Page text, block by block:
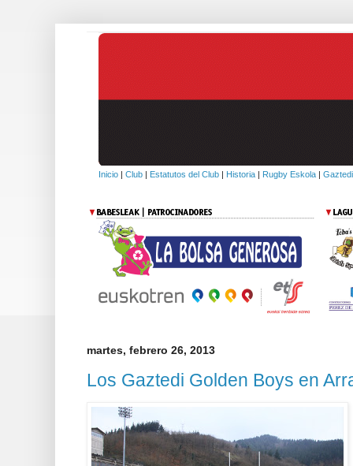
Inicio | Club | Estatutos del Club | Historia | Rugby Eskola |
martes, febrero 26, 2013
Los Gaztedi Golden Boys en